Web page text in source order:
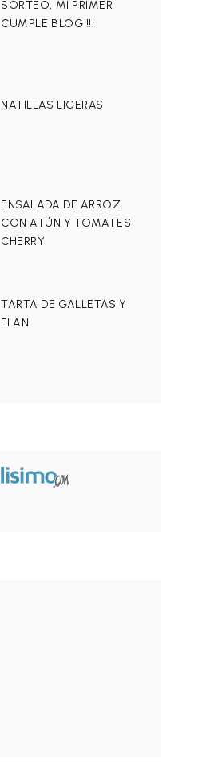
SORTEO, MI PRIMER
CUMPLE BLOG !!!
NATILLAS LIGERAS
ENSALADA DE ARROZ
CON ATÚN Y TOMATES
CHERRY
TARTA DE GALLETAS Y
FLAN